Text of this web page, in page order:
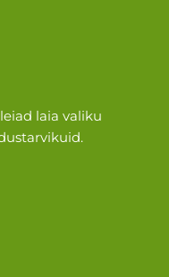
laia valiku